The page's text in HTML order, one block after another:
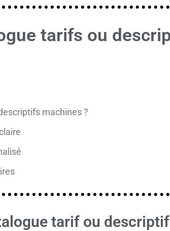
tarifs ou
machines ?
tarif ou